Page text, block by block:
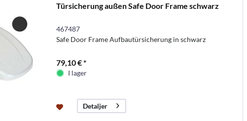
Türsicherung außen Safe Door Frame schwarz
467487
Safe Door Frame Aufbautürsicherung in schwarz
79,10 € *
I lager
Detaljer